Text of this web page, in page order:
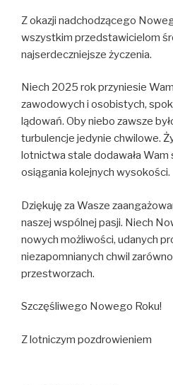
Z okazji nadchodzącego
wszystkim przedstawicielom
najserdeczniejsze życzenia.
Niech 2025 rok przyniesie
zawodowych i osobistych,
lądowań. Oby niebo zawsze
turbulencje jedynie chwilowe.
lotnictwa stale dodawała Wam
osiągania kolejnych wysokości.
Dziękuję za Wasze
naszej wspólnej pasji. Niech
nowych możliwości, udanych
niezapomnianych chwil
przestworzach.
Szczęśliwego Nowego Roku!
Z lotniczym pozdrowieniem